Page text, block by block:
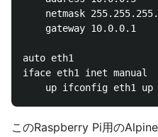
auto eth1
iface eth1 inet manual
このRaspberry Pi用の